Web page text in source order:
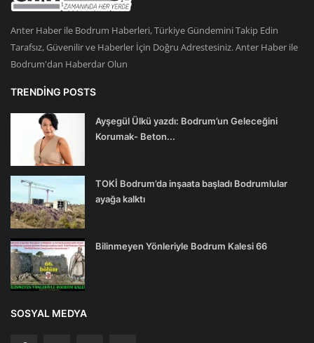
Anter Haber ile Bodrum Haberleri, Türkiye Gündemini Takip Edin
Tarafsız, Güvenilir ve Haberler İçin Doğru Adrestesiniz. Anter Haber ile
Bodrum'dan Haberdar Olun
TRENDING POSTS
Ayşegül Ülkü yazdı: Bodrum’un Geleceğini
Korumak- Beton...
TOKİ Bodrum’da inşaata başladı Bodrumlular
ayağa kalktı
Bilinmeyen Yönleriyle Bodrum Kalesi 66
SOSYAL MEDYA